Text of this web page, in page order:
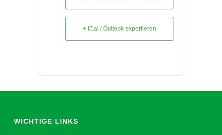
+ iCal / Outlook exportieren
WICHTIGE LINKS